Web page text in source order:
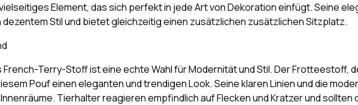
Element, das sich perfekt in jede Art von Dekoration einfügt. Seine
dezentem Stil und bietet gleichzeitig einen zusätzlichen zusätzlichen Sitzplatz.
French-Terry-Stoff ist eine echte Wahl für Modernität und Stil. Der Frotteestoff,
Pouf einen eleganten und trendigen Look. Seine klaren Linien und die
Tierhalter reagieren empfindlich auf Flecken und Kratzer und